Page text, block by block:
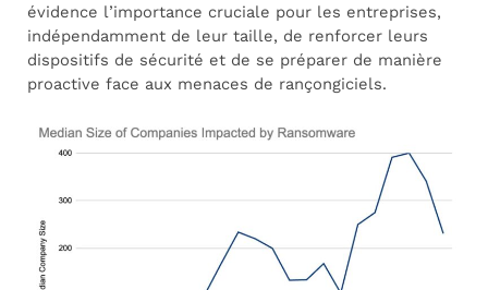
évidence l’importance cruciale pour les entreprises,
indépendamment de leur taille, de renforcer leurs
dispositifs de sécurité et de se préparer de manière
proactive face aux menaces de rançongiciels.